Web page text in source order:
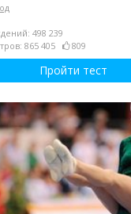
498 239
865 405
809
Пройти тест